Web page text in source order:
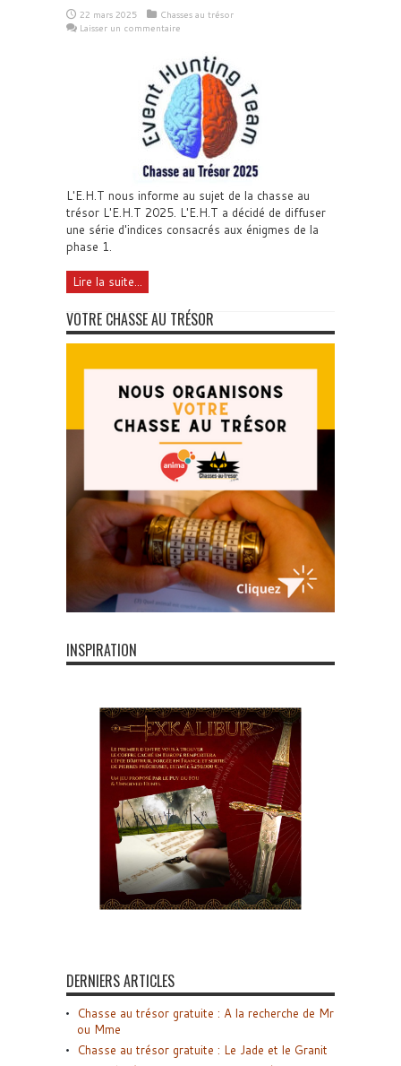
22 mars 2025
Chasses au trésor
Laisser un commentaire
L'E.H.T nous informe au sujet de la chasse au
trésor L'E.H.T 2025. L'E.H.T a décidé de diffuser
une série d'indices consacrés aux énigmes de la
phase 1.
Lire la suite...
VOTRE CHASSE AU TRÉSOR
INSPIRATION
DERNIERS ARTICLES
Chasse au trésor gratuite : A la recherche de Mr
ou Mme
Chasse au trésor gratuite : Le Jade et le Granit